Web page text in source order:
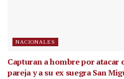
NACIONALES
Capturan a hombre por atacar
pareja y a su ex suegra San